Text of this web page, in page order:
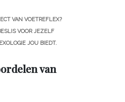
VAN VOETREFLEX?
VOOR JEZELF
JOU BIEDT.
van